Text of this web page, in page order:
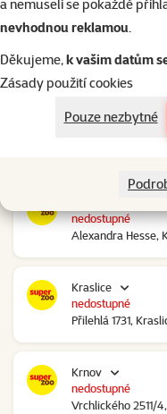
a nemuseli se pokaždé
nevhodnou reklamou.
Děkujeme,k vašim datům
Zásady použití cookies
Pouze nezbytné
Kolín Ovčáry
Ovčáry 304,
Kozomín
Alexandra Hesse,
nedostupné
Kraslice
Přilehlá 1731,
nedostupné
Krnov
Vrchlického 2511/
nedostupné